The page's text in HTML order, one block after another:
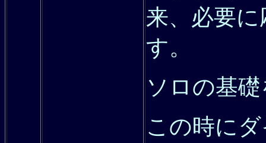
来、必要
す。
ソロの基
この時に